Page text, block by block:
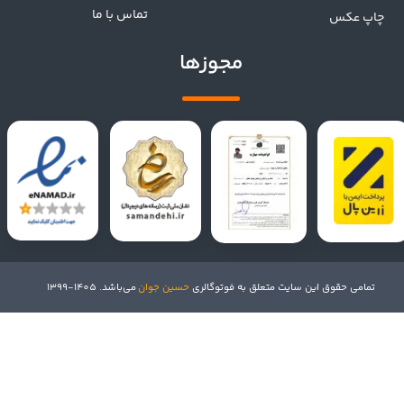
تمامی حقوق این سایت متعلق به فوتوگالری حسین جوانمی‌باشد. 1405-1399
چاپ عکس
تماس با ما
مجوزها